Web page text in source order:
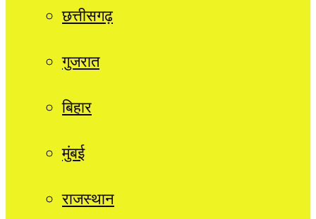
छत्तीसगढ़
गुजरात
बिहार
मुंबई
राजस्थान